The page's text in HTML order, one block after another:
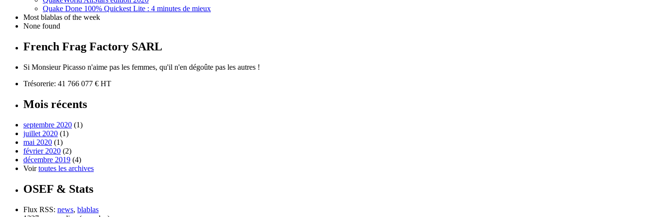
Quake Done 100% Quickest Lite : 4 minutes de mieux
Most blablas of the week
None found
French Frag Factory SARL
Si Monsieur Picasso n'aime pas les femmes, qu'il n'en dégoûte pas les autres !
Trésorerie: 41 766 077 € HT
Mois récents
septembre 2020 (1)
juillet 2020 (1)
mai 2020 (1)
février 2020 (2)
décembre 2019 (4)
Voirtoutes les archives
OSEF & Stats
Flux RSS: news, blablas